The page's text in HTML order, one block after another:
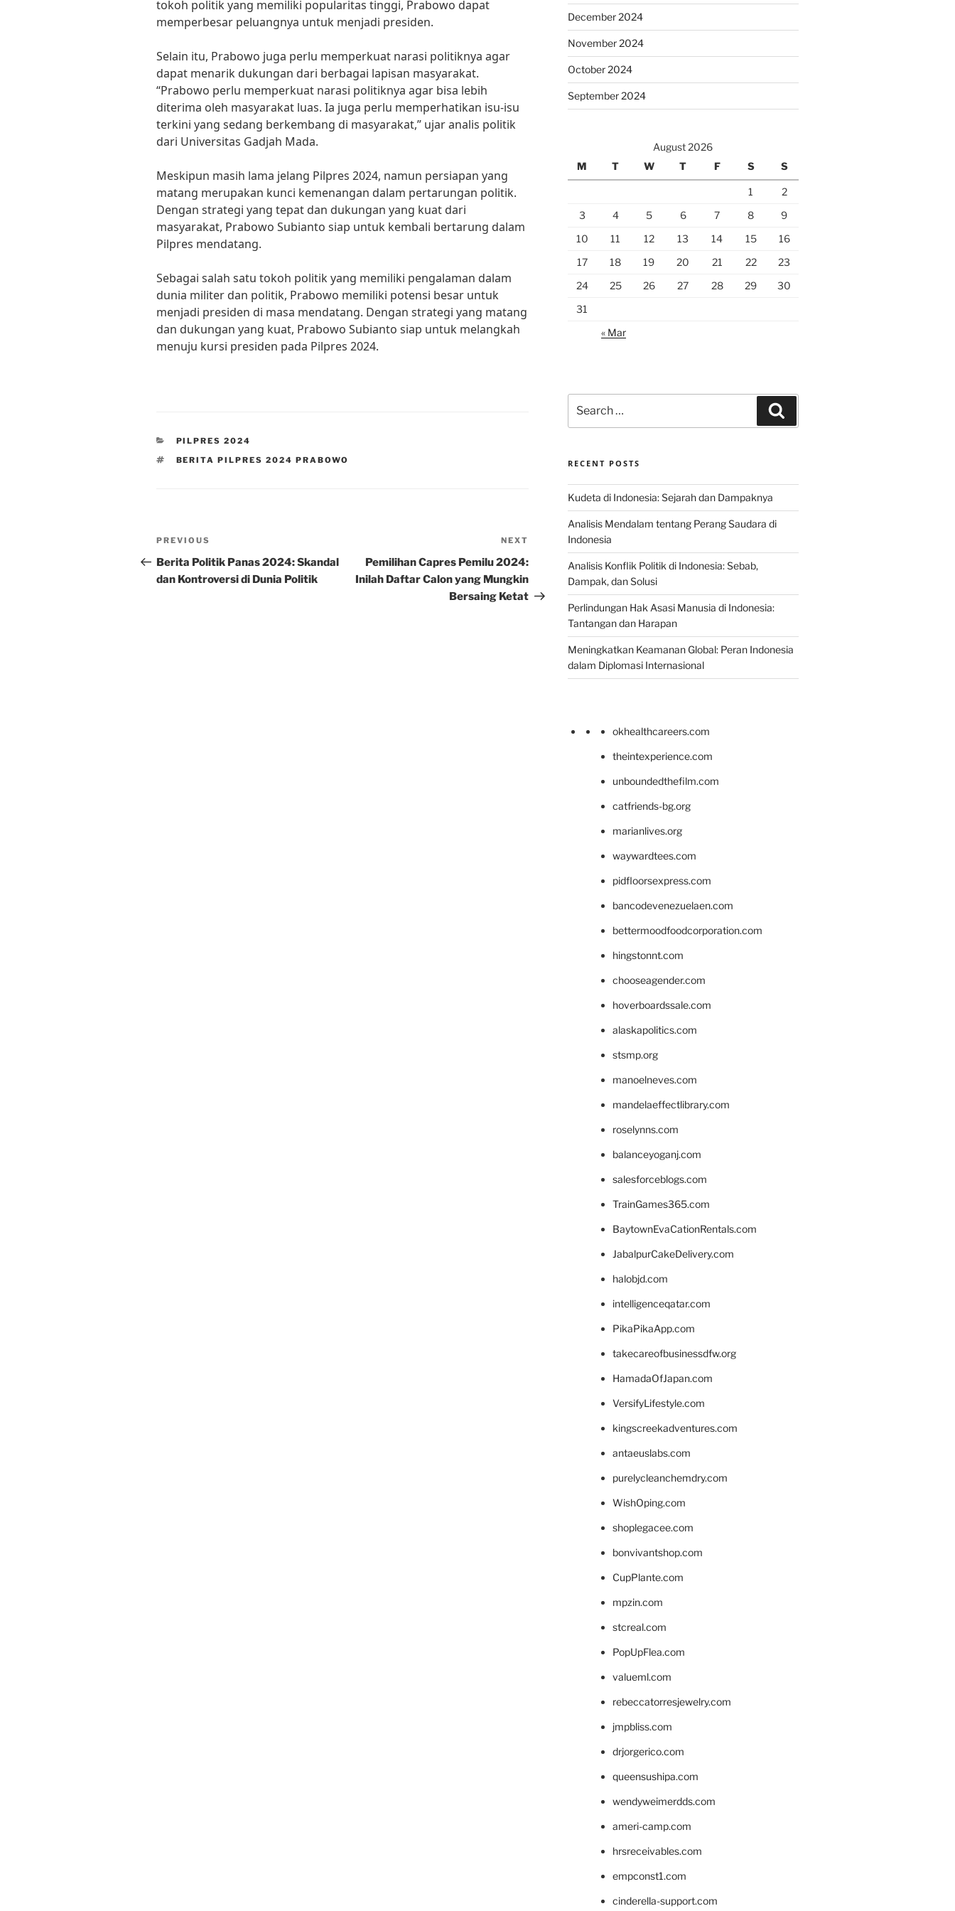
tokoh politik yang memiliki popularitas tinggi, Prabowo dapat
memperbesar peluangnya untuk menjadi presiden.
Selain itu, Prabowo juga perlu memperkuat narasi politiknya agar
dapat menarik dukungan dari berbagai lapisan masyarakat.
“Prabowo perlu memperkuat narasi politiknya agar bisa lebih
diterima oleh masyarakat luas. Ia juga perlu memperhatikan isu-isu
terkini yang sedang berkembang di masyarakat,” ujar analis politik
dari Universitas Gadjah Mada.
Meskipun masih lama jelang Pilpres 2024, namun persiapan yang
matang merupakan kunci kemenangan dalam pertarungan politik.
Dengan strategi yang tepat dan dukungan yang kuat dari
masyarakat, Prabowo Subianto siap untuk kembali bertarung dalam
Pilpres mendatang.
Sebagai salah satu tokoh politik yang memiliki pengalaman dalam
dunia militer dan politik, Prabowo memiliki potensi besar untuk
menjadi presiden di masa mendatang. Dengan strategi yang matang
dan dukungan yang kuat, Prabowo Subianto siap untuk melangkah
menuju kursi presiden pada Pilpres 2024.
CATEGORIES
PILPRES 2024
TAGS
BERITA PILPRES 2024 PRABOWO
Post
navigation
Previous
Post
PREVIOUS
Berita Politik Panas 2024: Skandal
dan Kontroversi di Dunia Politik
Post
NEXT
Pemilihan Capres Pemilu 2024:
Inilah Daftar Calon yang Mungkin
Bersaing Ketat
December 2024
November 2024
October 2024
September 2024
August 2026
M
T W T F S S
1
2
3
4 5 6 7 8
9
10
11 12 13 14 15
16
17
18 19 20 21 22
23
24
25 26 27 28 29
30
31
« Mar
for:
RECENT POSTS
Kudeta di Indonesia: Sejarah dan Dampaknya
Analisis Mendalam tentang Perang Saudara di
Indonesia
Analisis Konflik Politik di Indonesia: Sebab,
Dampak, dan Solusi
Perlindungan Hak Asasi Manusia di Indonesia:
Tantangan dan Harapan
Meningkatkan Keamanan Global: Peran Indonesia
dalam Diplomasi Internasional
okhealthcareers.com
theintexperience.com
unboundedthefilm.com
catfriends-bg.org
marianlives.org
waywardtees.com
pidfloorsexpress.com
bancodevenezuelaen.com
bettermoodfoodcorporation.com
hingstonnt.com
chooseagender.com
hoverboardssale.com
alaskapolitics.com
stsmp.org
manoelneves.com
mandelaeffectlibrary.com
roselynns.com
balanceyoganj.com
salesforceblogs.com
TrainGames365.com
BaytownEvaCationRentals.com
JabalpurCakeDelivery.com
halobjd.com
intelligenceqatar.com
PikaPikaApp.com
takecareofbusinessdfw.org
HamadaOfJapan.com
VersifyLifestyle.com
kingscreekadventures.com
antaeuslabs.com
purelycleanchemdry.com
WishOping.com
shoplegacee.com
bonvivantshop.com
CupPlante.com
mpzin.com
stcreal.com
PopUpFlea.com
valueml.com
rebeccatorresjewelry.com
jmpbliss.com
drjorgerico.com
queensushipa.com
wendyweimerdds.com
ameri-camp.com
hrsreceivables.com
empconst1.com
cinderella-support.com